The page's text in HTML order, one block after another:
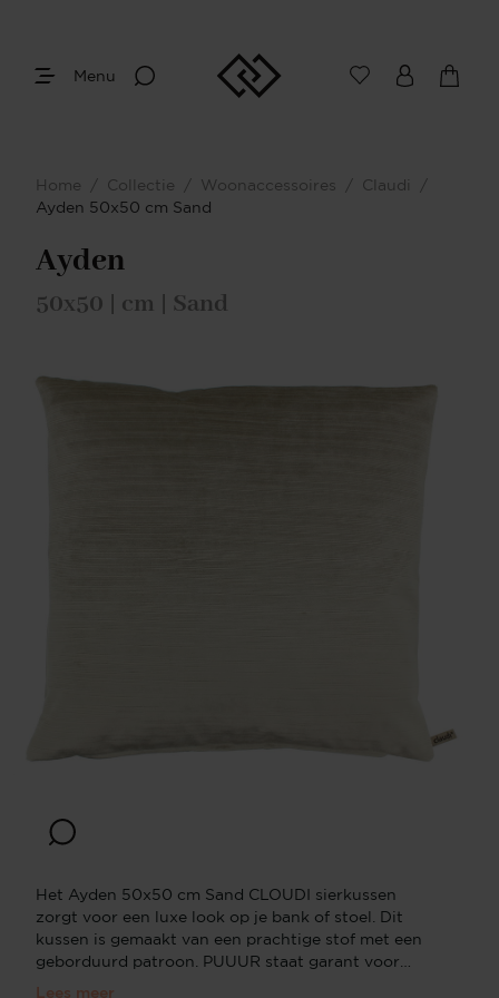
Menu
Home / Collectie / Woonaccessoires / Claudi
/
Ayden 50x50 cm Sand
Ayden
50x50 | cm | Sand
Het Ayden 50x50 cm Sand CLOUDI sierkussen
zorgt voor een luxe look op je bank of stoel. Dit
kussen is gemaakt van een prachtige stof met een
geborduurd patroon. PUUUR staat garant voor
Lees meer